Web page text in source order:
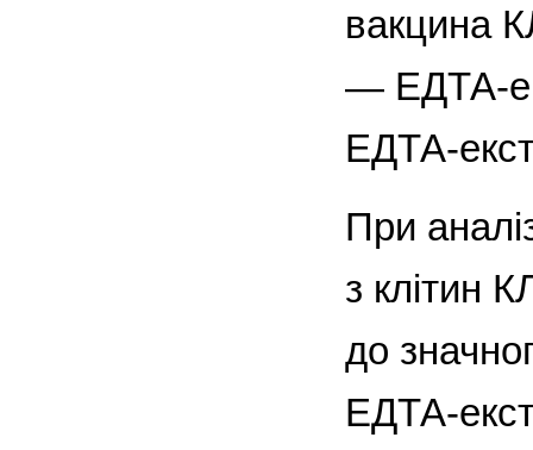
вакцина
— ЕДТА-
ЕДТА-
При
з клітин
до
ЕДТА-